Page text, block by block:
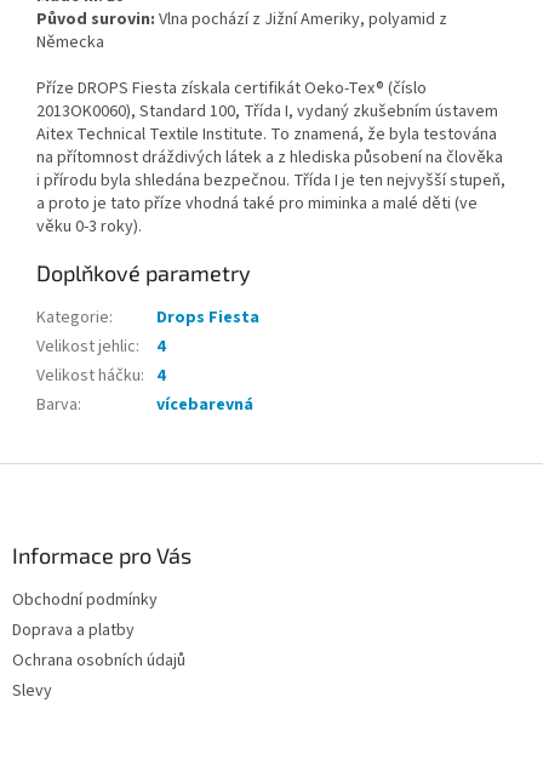
Původ surovin: Vlna pochází z Jižní Ameriky, polyamid z
Německa
Příze DROPS Fiesta získala certifikát Oeko-Tex® (číslo
2013OK0060), Standard 100, Třída I, vydaný zkušebním ústavem
Aitex Technical Textile Institute. To znamená, že byla testována
na přítomnost dráždivých látek a z hlediska působení na člověka
i přírodu byla shledána bezpečnou. Třída I je ten nejvyšší stupeň,
a proto je tato příze vhodná také pro miminka a malé děti (ve
věku 0-3 roky).
Doplňkové parametry
Kategorie:
Drops Fiesta
Velikost jehlic:
4
Velikost háčku: 4
Barva: vícebarevná
Informace pro Vás
Obchodní podmínky
Doprava a platby
Ochrana osobních údajů
Slevy